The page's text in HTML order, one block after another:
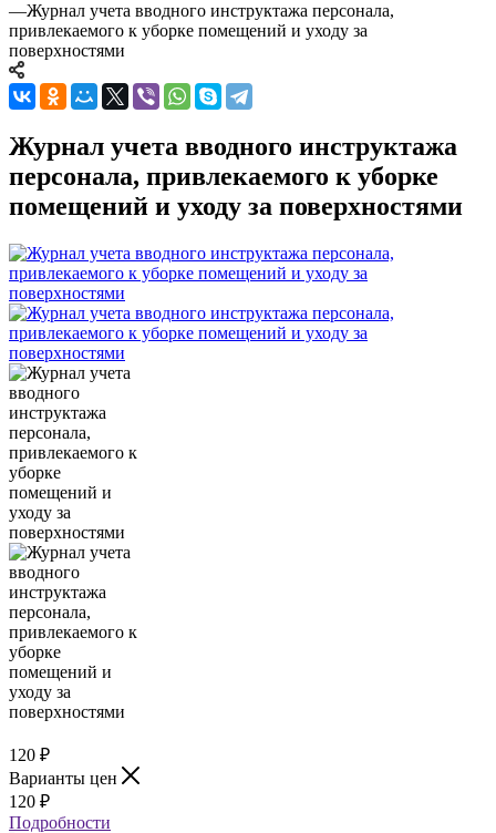
—Журнал учета вводного инструктажа персонала,
привлекаемого к уборке помещений и уходу за
поверхностями
Журнал учета вводного инструктажа
персонала, привлекаемого к уборке
помещений и уходу за поверхностями
120 ₽
Варианты цен
120 ₽
Подробности